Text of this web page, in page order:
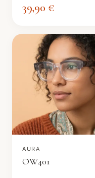
39,90 €
AURA
OW401